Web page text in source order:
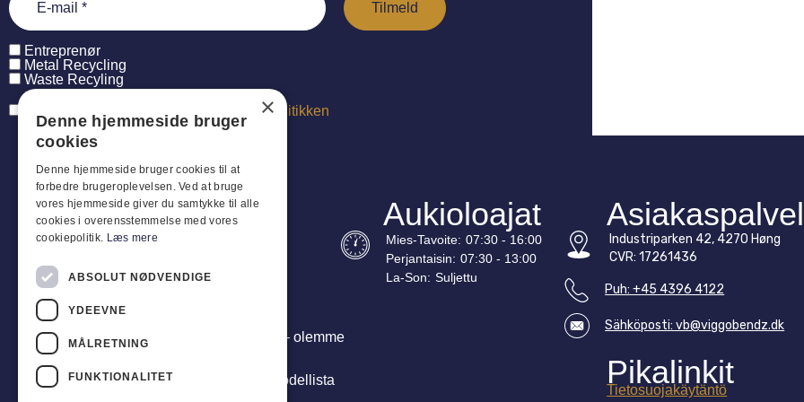
Entreprenør
Metal Recycling
Waste Recyling
persondatapolitikken
Olemme enemmän kuin tavarantoimittaja – olemme
strateginen kumppanisi. Toimitamme
kokonaisvaltaisia ratkaisuja, jotka luovat todellista
Aukioloajat
Mies-Tavoite: 07:30 - 16:00
Perjantaisin: 07:30 - 13:00
La-Son: Suljettu
Industriparken 42, 4270 Høng
CVR: 17261436
Puh: +45 4396 4122
Sähköposti: vb@viggobendz.dk
Pikalinkit
Tietosuojakäytäntö
×
Denne hjemmeside bruger
cookies
Denne hjemmeside bruger cookies til at
forbedre brugeroplevelsen. Ved at bruge
vores hjemmeside giver du samtykke til alle
cookies i overensstemmelse med vores
cookiepolitik. Læs mere
ABSOLUT NØDVENDIGE
YDEEVNE
MÅLRETNING
FUNKTIONALITET